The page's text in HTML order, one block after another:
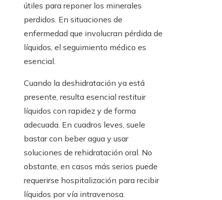
útiles para reponer los minerales
perdidos. En situaciones de
enfermedad que involucran pérdida de
líquidos, el seguimiento médico es
esencial.
Cuando la deshidratación ya está
presente, resulta esencial restituir
líquidos con rapidez y de forma
adecuada. En cuadros leves, suele
bastar con beber agua y usar
soluciones de rehidratación oral. No
obstante, en casos más serios puede
requerirse hospitalización para recibir
líquidos por vía intravenosa.